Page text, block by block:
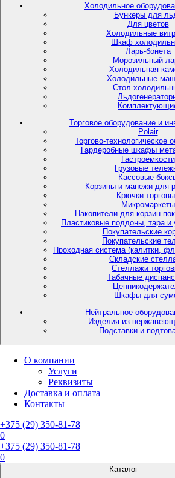
Холодильное
Бункеры для
Для цветов
Холодильные
Шкаф
Ларь-бонета
Морозильный
Холодильная
Холодильные
Стол
Торговое оборудование и
Polair
Торгово-технологическое
Гардеробные шкафы
Гастроемкости
Грузовые
Кассовые
Корзины и манежи для
Крючки
Микромаркеты
Накопители для корзин
Пластиковые поддоны, тара
Покупательские
Покупательские
Проходная система (калитки,
Складские
Стеллажи
Табачные
Шкафы для
Нейтральное
Изделия из
Подставки и
О компании
Услуги
Реквизиты
Доставка и оплата
Контакты
+375 (29) 350-81-78
0
+375 (29) 350-81-78
0
Каталог